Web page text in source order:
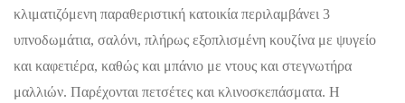
κλιματιζόμενη παραθεριστική κατοικία περιλαμβάνει 3
υπνοδωμάτια, σαλόνι, πλήρως εξοπλισμένη κουζίνα με ψυγείο
και καφετιέρα, καθώς και μπάνιο με ντους και στεγνωτήρα
μαλλιών. Παρέχονται πετσέτες και κλινοσκεπάσματα. Η